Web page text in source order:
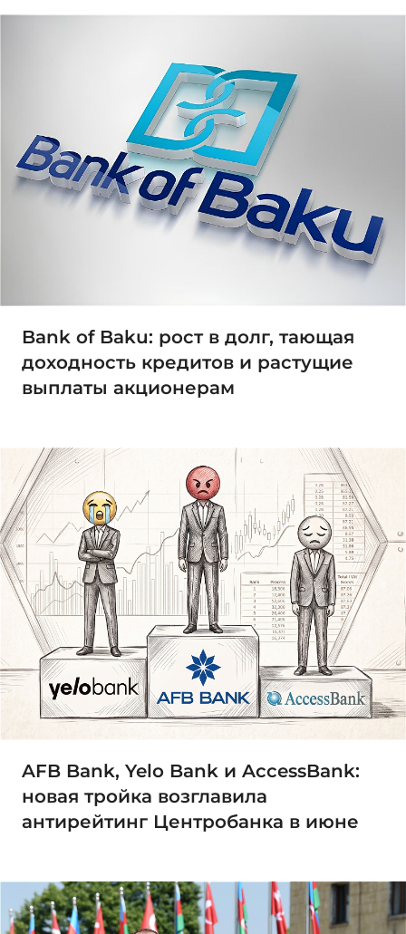
Bank of Baku: рост в долг, тающая
доходность кредитов и растущие
выплаты акционерам
AFB Bank, Yelo Bank и AccessBank:
новая тройка возглавила
антирейтинг Центробанка в июне